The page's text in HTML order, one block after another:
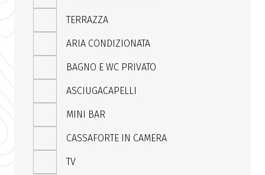
TERRAZZA
ARIA CONDIZIONATA
BAGNO E WC PRIVATO
ASCIUGACAPELLI
MINI BAR
CASSAFORTE IN CAMERA
TV